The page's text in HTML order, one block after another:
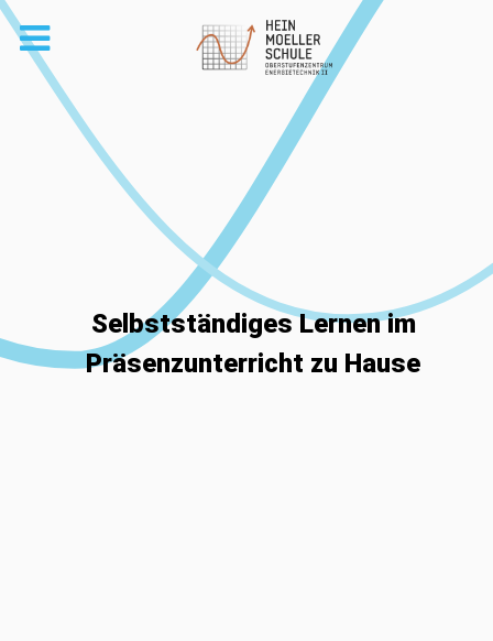
Selbstständiges Lernen im
Präsenzunterricht zu Hause